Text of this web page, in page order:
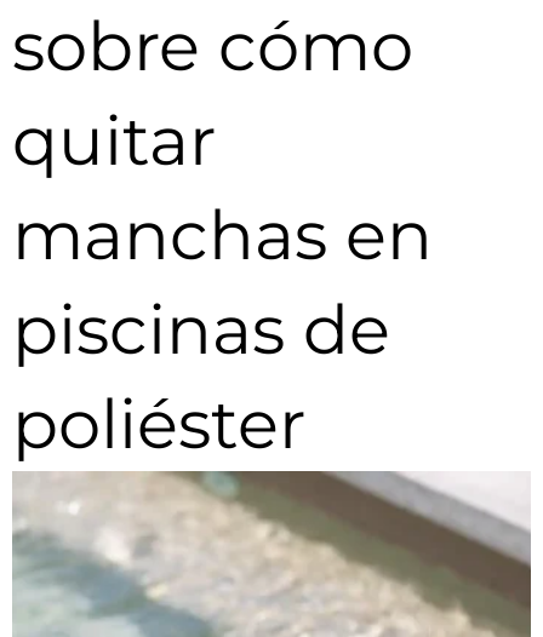
sobre cómo
quitar
manchas en
piscinas de
poliéster